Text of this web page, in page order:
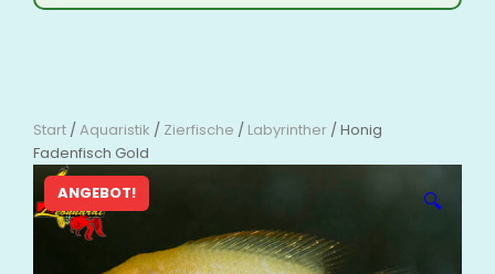
Start /Aquaristik / Zierfische / Labyrinther / Honig
Fadenfisch Gold
ANGEBOT!
🔍